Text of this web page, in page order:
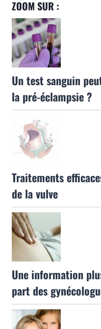
ZOOM SUR :
Un test sanguin
la pré-éclampsie ?
Traitements
de la vulve
Une information
part des